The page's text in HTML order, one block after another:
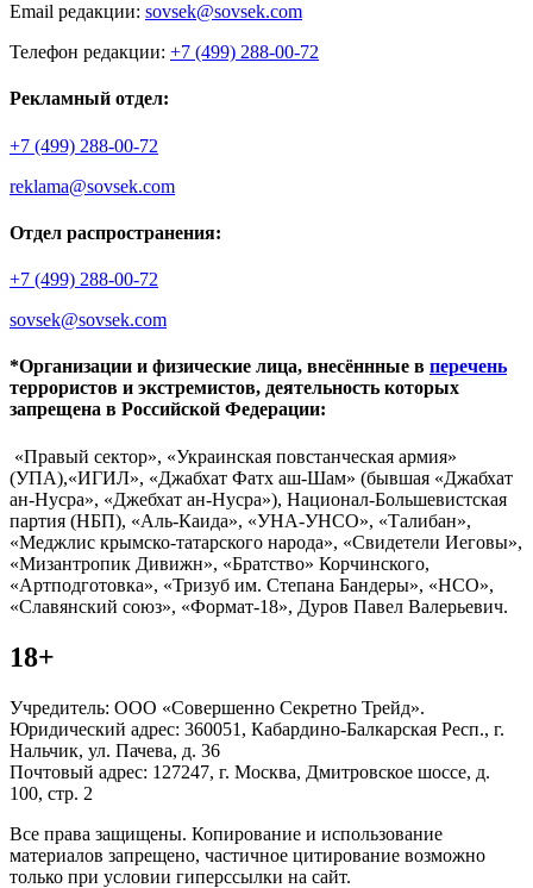
Email редакции: sovsek@sovsek.com
Телефон редакции: +7 (499) 288-00-72
Рекламный отдел:
+7 (499) 288-00-72
reklama@sovsek.com
Отдел распространения:
+7 (499) 288-00-72
sovsek@sovsek.com
*Организации и физические лица, внесённные в перечень
террористов и экстремистов, деятельность которых
запрещена в Российской Федерации:
«Правый сектор», «Украинская повстанческая армия»
(УПА),«ИГИЛ», «Джабхат Фатх аш-Шам» (бывшая «Джабхат
ан-Нусра», «Джебхат ан-Нусра»), Национал-Большевистская
партия (НБП), «Аль-Каида», «УНА-УНСО», «Талибан»,
«Меджлис крымско-татарского народа», «Свидетели Иеговы»,
«Мизантропик Дивижн», «Братство» Корчинского,
«Артподготовка», «Тризуб им. Степана Бандеры», «НСО»,
«Славянский союз», «Формат-18», Дуров Павел Валерьевич.
18+
Учредитель: ООО «Совершенно Секретно Трейд».
Юридический адрес: 360051, Кабардино-Балкарская Респ., г.
Нальчик, ул. Пачева, д. 36
Почтовый адрес: 127247, г. Москва, Дмитровское шоссе, д.
100, стр. 2
Все права защищены. Копирование и использование
материалов запрещено, частичное цитирование возможно
только при условии гиперссылки на сайт.